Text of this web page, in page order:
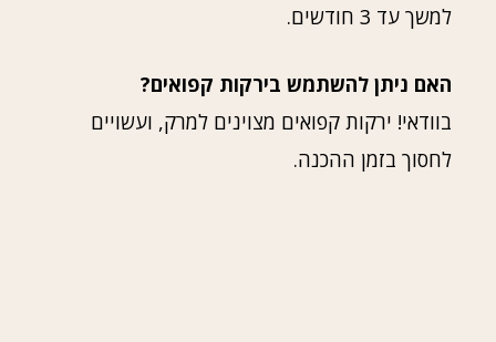
למשך עד 3 חודשים.
האם ניתן להשתמש בירקות קפואים?
בוודאי! ירקות קפואים מצוינים למרק, ועשויים
לחסוך בזמן ההכנה.